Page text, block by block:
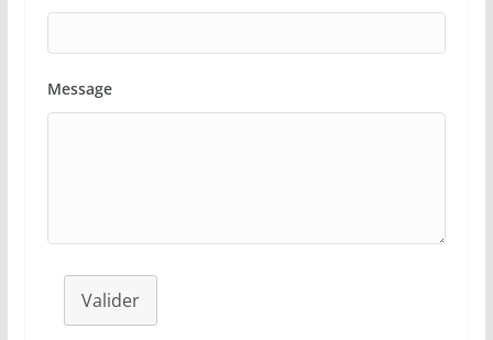
Message
Valider